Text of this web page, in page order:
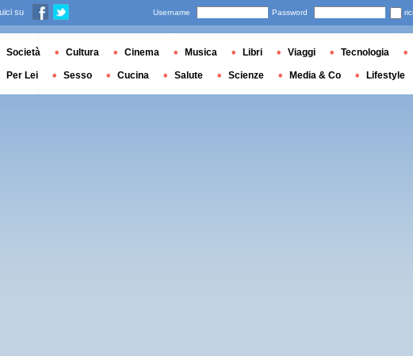
su Username Password
Società Cultura Cinema Musica Libri Viaggi Tecnologia
Per Lei Sesso Cucina Salute Scienze Media & Co Lifestyle